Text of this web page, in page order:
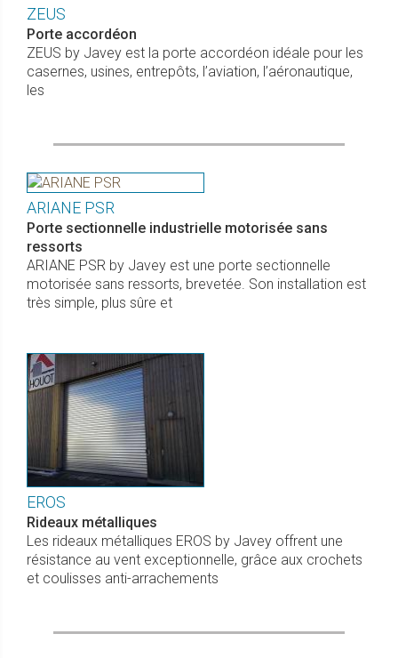
ZEUS
Porte accordéon
ZEUS by Javey est la porte accordéon idéale pour les
casernes, usines, entrepôts, l’aviation, l’aéronautique,
les
ARIANE PSR
Porte sectionnelle industrielle motorisée sans
ressorts
ARIANE PSR by Javey est une porte sectionnelle
motorisée sans ressorts, brevetée. Son installation est
très simple, plus sûre et
EROS
Rideaux métalliques
Les rideaux métalliques EROS by Javey offrent une
résistance au vent exceptionnelle, grâce aux crochets
et coulisses anti-arrachements